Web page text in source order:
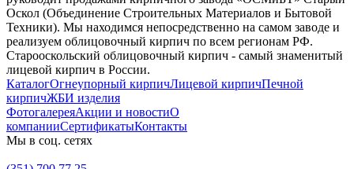
Оскол (Объединение Строительных Материалов и Бытовой
Техники). Мы находимся непосредственно на самом заводе и
реализуем облицовочный кирпич по всем регионам РФ.
Старооскольский облицовочный кирпич - самый знаменитый
лицевой кирпич в России.
КаталогОгнеупорный кирпичЛицевой кирпичПечной
кирпичЖБИ изделия
ФотогалереяАкции и новостиО
компанииСертификатыКонтакты
Мы в соц. сетях